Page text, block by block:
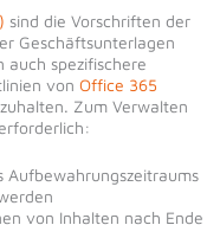
sind die Vorschriften der
Geschäftsunterlagen
spezifischere
von Office 365
Zum Verwalten
von Inhalten nach Ende